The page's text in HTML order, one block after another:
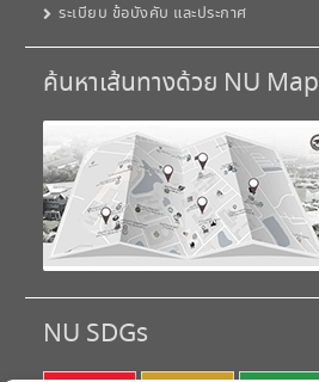
ระเบียบ ข้อบังคับ และประกาศ
ค้นหาเส้นทางด้วย NU Map
NU SDGs